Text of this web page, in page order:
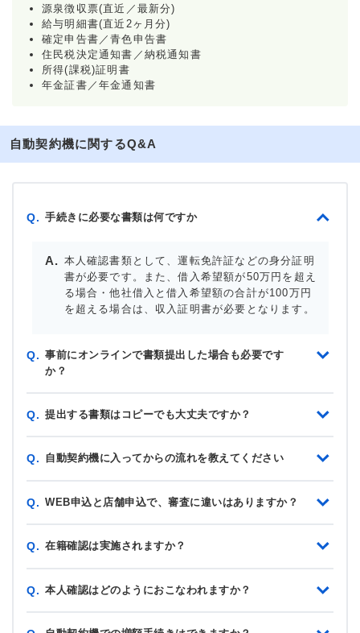
源泉徴収票(直近／最新分)
給与明細書(直近2ヶ月分)
確定申告書／青色申告書
住民税決定通知書／納税通知書
所得(課税)証明書
年金証書／年金通知書
自動契約機に関するQ&A
Q. 手続きに必要な書類は何ですか
本人確認書類として、運転免許証などの身分証明
書が必要です。また、借入希望額が50万円を超え
る場合・他社借入と借入希望額の合計が100万円
を超える場合は、収入証明書が必要となります。
Q. 事前にオンラインで書類提出した場合も必要です
か？
Q. 提出する書類はコピーでも大丈夫ですか？
Q. 自動契約機に入ってからの流れを教えてください
Q. WEB申込と店舗申込で、審査に違いはありますか？
Q. 在籍確認は実施されますか？
Q. 本人確認はどのようにおこなわれますか？